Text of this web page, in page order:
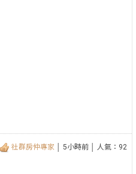
社群房仲專家 │ 5小時前 │ 人氣：92